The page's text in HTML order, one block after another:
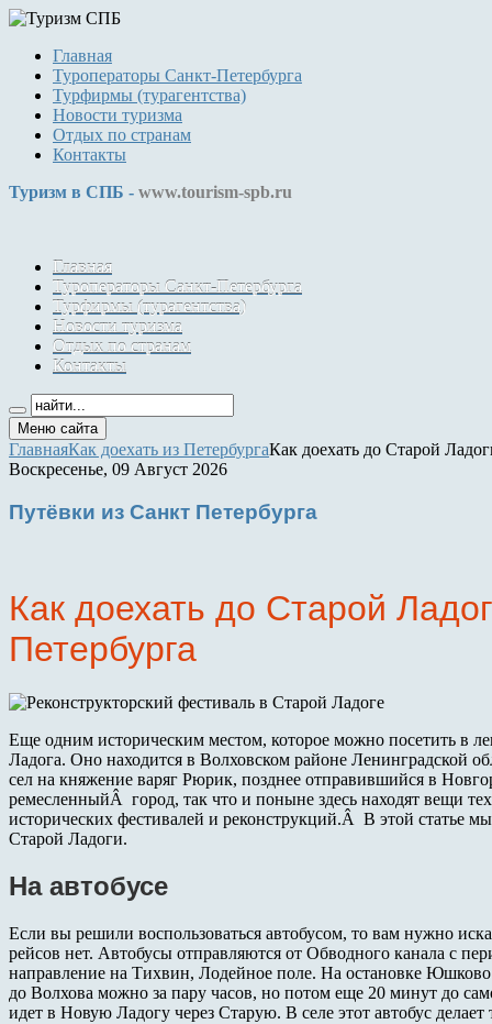
Главная
Туроператоры Санкт-Петербурга
Турфирмы (турагентства)
Новости туризма
Отдых по странам
Контакты
Туризм в СПБ - www.tourism-spb.ru
Главная
Туроператоры Санкт-Петербурга
Турфирмы (турагентства)
Новости туризма
Отдых по странам
Контакты
Меню сайта
ГлавнаяКак доехать из ПетербургаКак доехать до Старой
Воскресенье, 09 Август 2026
Путёвки из Санкт Петербурга
Как доехать до Старой
Петербурга
Еще одним историческим местом, которое можно посетить в
Ладога. Оно находится в Волховском районе Ленинградской
сел на княжение варяг Рюрик, позднее отправившийся в
ремесленныйÂ город, так что и поныне здесь находят вещи
исторических фестивалей и реконструкций.Â В этой статье
Старой Ладоги.
На автобусе
Если вы решили воспользоваться автобусом, то вам нужно
рейсов нет. Автобусы отправляются от Обводного канала с
направление на Тихвин, Лодейное поле. На остановке
до Волхова можно за пару часов, но потом еще 20 минут до
идет в Новую Ладогу через Старую. В селе этот автобус делает